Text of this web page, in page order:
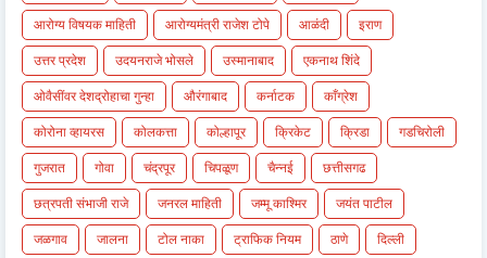
आरोग्य विषयक माहिती
आरोग्यमंत्री राजेश टोपे आळंदी
इराण
उत्तर प्रदेश
उदयनराजे भोसले उस्मानाबाद
एकनाथ शिंदे
ओवैसींवर देशद्रोहाचा गुन्हा
औरंगाबाद कर्नाटक
काँग्रेश
कोरोना व्हायरस
कोलकत्ता कोल्हापूर क्रिकेट क्रिडा
गडचिरोली
गुजरात
गोवा चंद्रपूर चिपळूण चैन्नई
छत्तीसगढ
छत्रपती संभाजी राजे
जनरल माहिती जम्मू काश्मिर
जयंत पाटील
जळगाव
जालना टोल नाका ट्राफिक नियम ठाणे
दिल्ली